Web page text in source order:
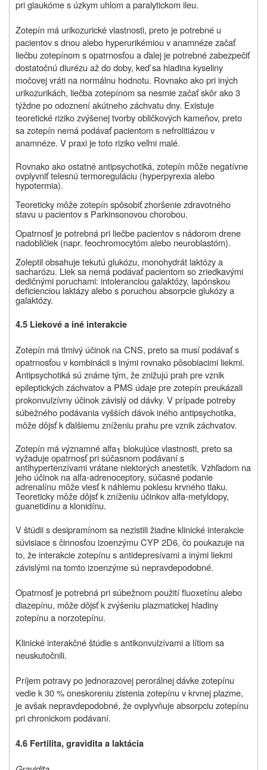
pri glaukóme s úzkym uhlom a paralytickom ileu.
Zotepín má urikozurické vlastnosti, preto je potrebné u
pacientov s dnou alebo hyperurikémiou v anamnéze začať
liečbu zotepínom s opatrnosťou a ďalej je potrebné zabezpečiť
dostatočnú diurézu až do doby, keď sa hladina kyseliny
močovej vráti na normálnu hodnotu. Rovnako ako pri iných
urikozurikách, liečba zotepínom sa nesmie začať skôr ako 3
týždne po odoznení akútneho záchvatu dny. Existuje
teoretické riziko zvýšenej tvorby obličkových kameňov, preto
sa zotepín nemá podávať pacientom s nefrolitiázou v
anamnéze. V praxi je toto riziko veľmi malé.
Rovnako ako ostatné antipsychotiká, zotepín môže negatívne
ovplyvniť telesnú termoreguláciu (hyperpyrexia alebo
hypotermia).
Teoreticky môže zotepín spôsobiť zhoršenie zdravotného
stavu u pacientov s Parkinsonovou chorobou.
Opatrnosť je potrebná pri liečbe pacientov s nádorom drene
nadobličiek (napr. feochromocytóm alebo neuroblastóm).
Zoleptil obsahuje tekutú glukózu, monohydrát laktózy a
sacharózu. Liek sa nemá podávať pacientom so zriedkavými
dedičnými poruchami: intoleranciou galaktózy, lapónskou
deficienciou laktázy alebo s poruchou absorpcie glukózy a
galaktózy.
4.5 Liekové a iné interakcie
Zotepín má tlmivý účinok na CNS, preto sa musí podávať s
opatrnosťou v kombinácii s inými rovnako pôsobiacimi liekmi.
Antipsychotiká sú známe tým, že znižujú prah pre vznik
epileptických záchvatov a PMS údaje pre zotepín preukázali
prokonvulzívny účinok závislý od dávky. V prípade potreby
súbežného podávania vyšších dávok iného antipsychotika,
môže dôjsť k ďalšiemu zníženiu prahu pre vznik záchvatov.
Zotepín má významné alfa1 blokujúce vlastnosti, preto sa
vyžaduje opatrnosť pri súčasnom podávaní s
antihypertenzívami vrátane niektorých anestetík. Vzhľadom na
jeho účinok na alfa-adrenoceptory, súčasné podanie
adrenalínu môže viesť k náhlemu poklesu krvného tlaku.
Teoreticky môže dôjsť k zníženiu účinkov alfa-metyldopy,
guanetidínu a klonidínu.
V štúdii s desipramínom sa nezistili žiadne klinické interakcie
súvisiace s činnosťou izoenzýmu CYP 2D6, čo poukazuje na
to, že interakcie zotepínu s antidepresívami a inými liekmi
závislými na tomto izoenzýme sú nepravdepodobné.
Opatrnosť je potrebná pri súbežnom použití fluoxetínu alebo
diazepínu, môže dôjsť k zvýšeniu plazmatickej hladiny
zotepínu a norzotepínu.
Klinické interakčné štúdie s antikonvulzívami a lítiom sa
neuskutočnili.
Príjem potravy po jednorazovej perorálnej dávke zotepínu
vedie k 30 % oneskoreniu zistenia zotepínu v krvnej plazme,
je avšak nepravdepodobné, že ovplyvňuje absorpciu zotepínu
pri chronickom podávaní.
4.6 Fertilita, gravidita a laktácia